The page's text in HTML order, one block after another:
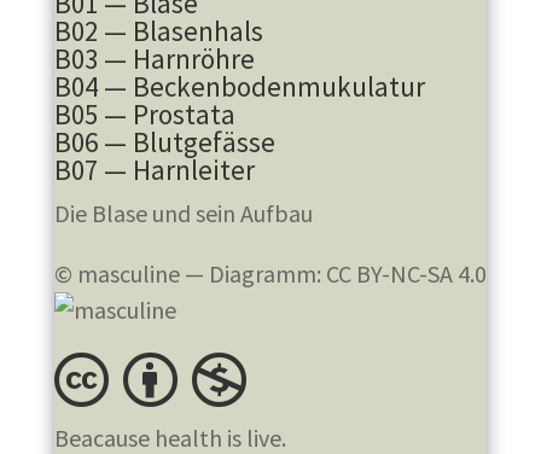
B02 — Blasenhals
B03 — Harnröhre
B04 — Beckenbodenmukulatur
B05 — Prostata
B06 — Blutgefässe
B07 — Harnleiter
Die Blase und sein Aufbau
© masculine — Diagramm: CC BY-NC-SA 4.0
Beacause health is live.